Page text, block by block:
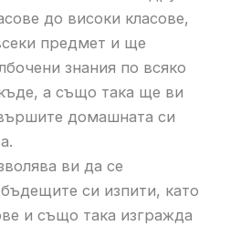
до високи класове,
предмет и ще
знания по всяко
а също така ще ви
домашната си
ви да се
си изпити, като
и също така изгражда